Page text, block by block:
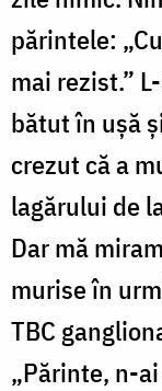
părintele:
mai rezist.”
bătut în uşă
crezut că a
lagărului de
Dar mă
murise în
TBC
„Părinte, n-